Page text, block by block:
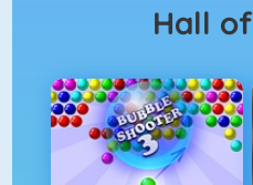
Hall of